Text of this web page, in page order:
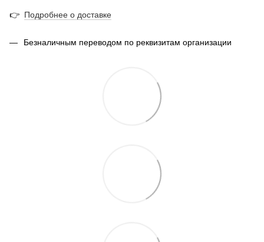
👉 Подробнее о доставке
Безналичным переводом по реквизитам организации